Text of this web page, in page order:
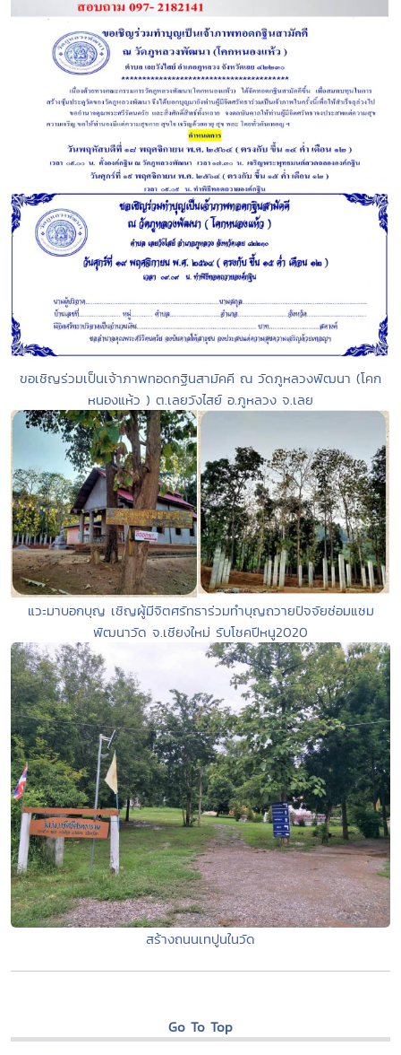
ขอเชิญร่วมเป็นเจ้าภาพทอดกฐินสามัคคี ณ วัดภูหลวงพัฒนา (โคก
หนองแห้ว ) ต.เลยวังไสย์ อ.ภูหลวง จ.เลย
แวะมาบอกบุญ เชิญผู้มีจิตศรัทธาร่วมทำบุญถวายปัจจัยซ่อมแซม
พัฒนาวัด จ.เชียงใหม่ รับโชคปีหนู2020
สร้างถนนเทปูนในวัด
Go To Top